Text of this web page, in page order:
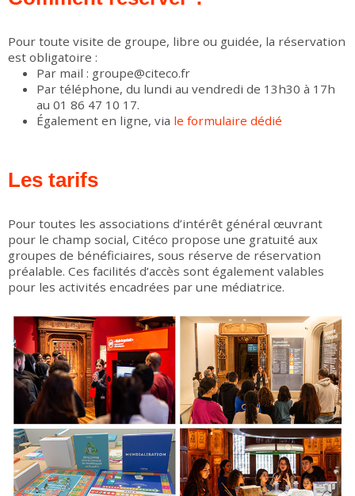
Pour toute visite de groupe, libre ou guidée, la réservation
est obligatoire :
Par mail : groupe@citeco.fr
Par téléphone, du lundi au vendredi de 13h30 à 17h
au 01 86 47 10 17.
Également en ligne, via le formulaire dédié
Les tarifs
Pour toutes les associations d’intérêt général œuvrant
pour le champ social, Citéco propose une gratuité aux
groupes de bénéficiaires, sous réserve de réservation
préalable. Ces facilités d’accès sont également valables
pour les activités encadrées par une médiatrice.